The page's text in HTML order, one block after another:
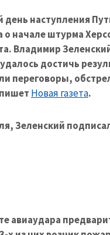
наступления
о начале штурма
Владимир
достичь
переговоры,
Новая газета.
Зеленский
авиаудара